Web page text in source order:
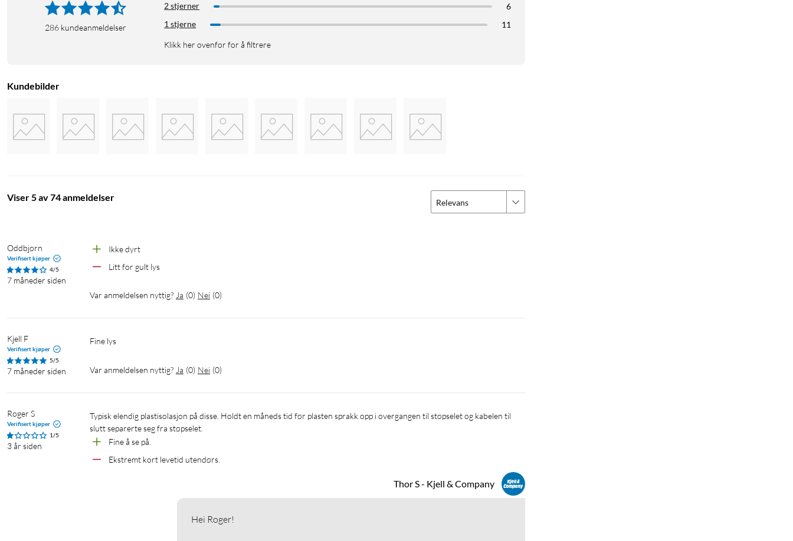
286 kundeanmeldelser
2 stjerner
6
1 stjerne
11
Klikk her ovenfor for å filtrere
Kundebilder
Viser 5 av 74 anmeldelser Relevans
Oddbjørn
Verifisert kjøper
4/5
7 måneder siden
Ikke dyrt
Litt for gult lys
Var anmeldelsen nyttig? Ja (0) Nei (0)
Kjell F
Verifisert kjøper
5/5
7 måneder siden
Fine lys
Var anmeldelsen nyttig? Ja (0) Nei (0)
Roger S
Verifisert kjøper
1/5
3 år siden
Typisk elendig plastisolasjon på disse. Holdt en måneds tid før plasten sprakk opp i overgangen til støpselet og kabelen til
slutt separerte seg fra støpselet.
Fine å se på.
Ekstremt kort levetid utendørs.
Thor S - Kjell & Company
Hei Roger!